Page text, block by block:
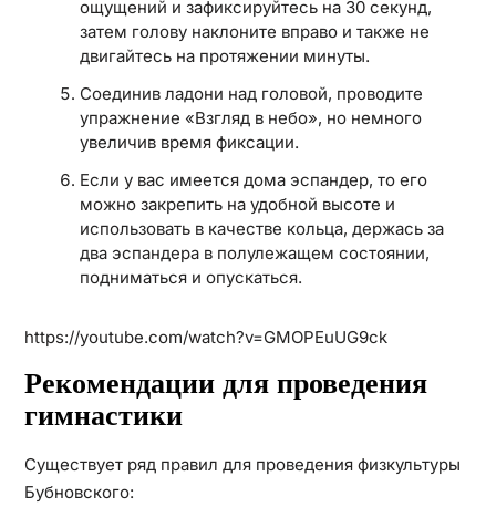
ощущений и зафиксируйтесь на 30 секунд,
затем голову наклоните вправо и также не
двигайтесь на протяжении минуты.
Соединив ладони над головой, проводите
упражнение «Взгляд в небо», но немного
увеличив время фиксации.
Если у вас имеется дома эспандер, то его
можно закрепить на удобной высоте и
использовать в качестве кольца, держась за
два эспандера в полулежащем состоянии,
подниматься и опускаться.
https://youtube.com/watch?v=GMOPEuUG9ck
Рекомендации для проведения
гимнастики
Существует ряд правил для проведения физкультуры
Бубновского: